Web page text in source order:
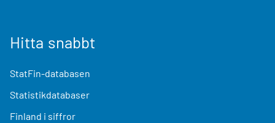
Hitta snabbt
StatFin-databasen
Statistikdatabaser
Finland i siffror